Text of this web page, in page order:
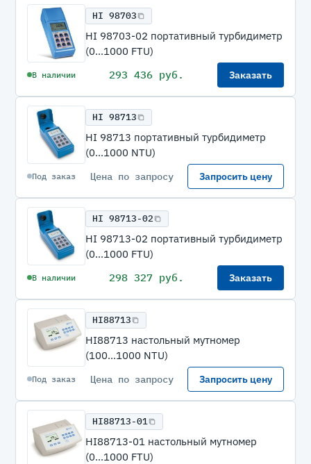
HI 98703
HI 98703-02 портативный турбидиметр
(0...1000 FTU)
В наличии 293 436 руб. Заказать
HI 98713
HI 98713 портативный турбидиметр
(0...1000 NTU)
Под заказ Цена по запросу Запросить цену
HI 98713-02
HI 98713-02 портативный турбидиметр
(0...1000 FTU)
В наличии 298 327 руб. Заказать
HI88713
HI88713 настольный мутномер
(100...1000 NTU)
Под заказ Цена по запросу Запросить цену
HI88713-01
HI88713-01 настольный мутномер
(0...1000 FTU)